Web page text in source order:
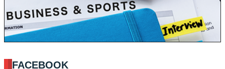
FACEBOOK